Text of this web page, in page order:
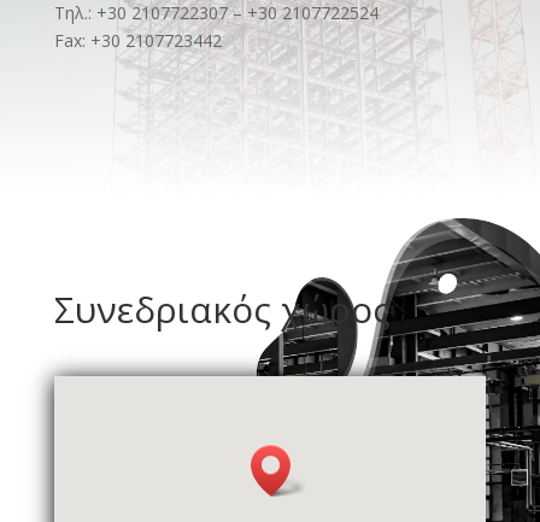
Τηλ.: +30 2107722307 – +30 2107722524
Fax: +30 2107723442
Συνεδριακός χώρος